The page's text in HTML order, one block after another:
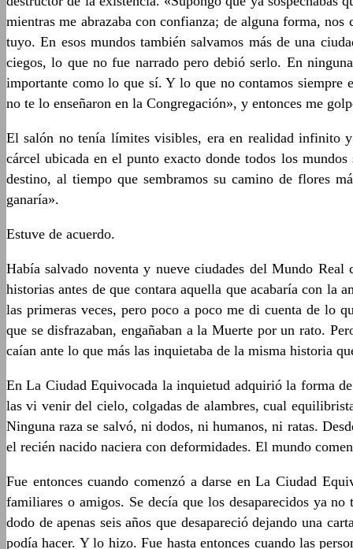
mientras me abrazaba con confianza; de alguna forma,
tuyo. En esos mundos también salvamos más de una
ciegos, lo que no fue narrado pero debió serlo. En
importante como lo que sí. Y lo que no contamos siempre
no te lo enseñaron en la Congregación», y entonces me
El salón no tenía límites visibles, era en realidad infinito
cárcel ubicada en el punto exacto donde todos los
destino, al tiempo que sembramos su camino de flores
ganaría».
Estuve de acuerdo.
Había salvado noventa y nueve ciudades del Mundo
historias antes de que contara aquella que acabaría con la
las primeras veces, pero poco a poco me di cuenta de lo
que se disfrazaban, engañaban a la Muerte por un rato.
caían ante lo que más las inquietaba de la misma historia
En La Ciudad Equivocada la inquietud adquirió la forma de
las vi venir del cielo, colgadas de alambres, cual
Ninguna raza se salvó, ni dodos, ni humanos, ni ratas.
el recién nacido naciera con deformidades. El mundo
Fue entonces cuando comenzó a darse en La Ciudad
familiares o amigos. Se decía que los desaparecidos ya
dodo de apenas seis años que desapareció dejando una
podía hacer. Y lo hizo. Fue hasta entonces cuando las